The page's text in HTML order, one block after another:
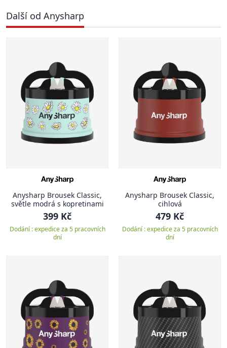
Další od Anysharp
Anysharp Brousek Classic,
světle modrá s kopretinami
399 Kč
Dodání : expedice za 5 pracovních
dní
Anysharp Brousek Classic,
cihlová
479 Kč
Dodání : expedice za 5 pracovních
dní